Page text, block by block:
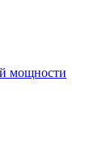
мощности